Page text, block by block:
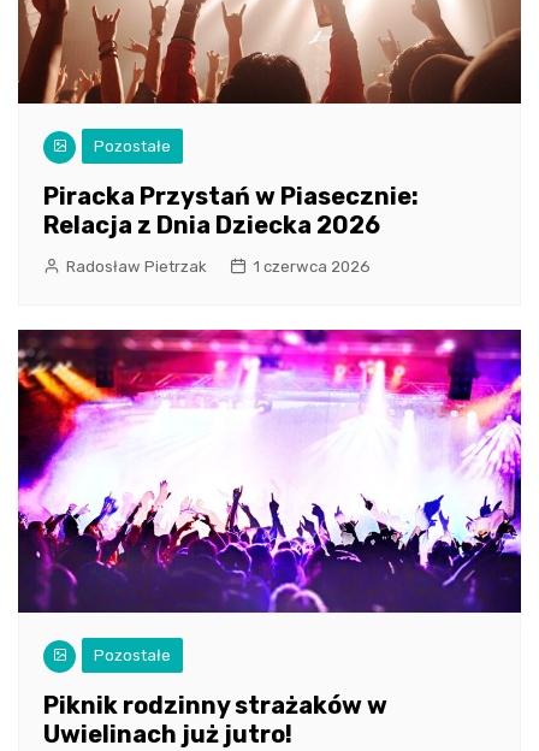
Pozostałe
Piracka Przystań w Piasecznie:
Relacja z Dnia Dziecka 2026
Radosław Pietrzak 1 czerwca 2026
Pozostałe
Piknik rodzinny strażaków w
Uwielinach już jutro!